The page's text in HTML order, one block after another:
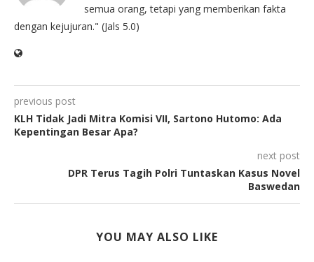
semua orang, tetapi yang memberikan fakta
dengan kejujuran." (Jals 5.0)
previous post
KLH Tidak Jadi Mitra Komisi VII, Sartono Hutomo: Ada
Kepentingan Besar Apa?
next post
DPR Terus Tagih Polri Tuntaskan Kasus Novel
Baswedan
YOU MAY ALSO LIKE